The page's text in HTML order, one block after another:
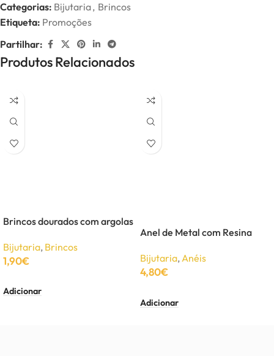
Categorias: Bijutaria, Brincos
Etiqueta: Promoções
Partilhar:
Produtos Relacionados
Brincos dourados com argolas
Bijutaria, Brincos
1,90€
Adicionar
Anel de Metal com Resina
Bijutaria,Anéis
4,80€
Adicionar